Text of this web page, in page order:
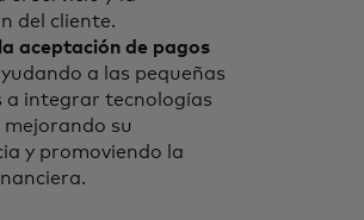
del cliente.
aceptación de pagos
a las pequeñas
a integrar tecnologías
mejorando su
y promoviendo la